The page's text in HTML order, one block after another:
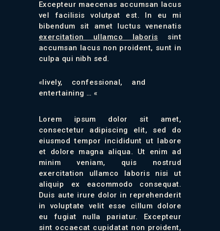
Excepteur maecenas accumsan lacus
vel facilisis volutpat est. In eu mi
bibendum sit amet luctus venenatis
exercitation ullamco laboris sint
accumsan lacus non proident, sunt in
culpa qui nibh sed.
«lively, confessional, and
entertaining … «
Lorem ipsum dolor sit amet,
consectetur adipiscing elit, sed do
eiusmod tempor incididunt ut labore
et dolore magna aliqua. Ut enim ad
minim veniam, quis nostrud
exercitation ullamco laboris nisi ut
aliquip ex eacommodo consequat.
Duis aute irure dolor in reprehenderit
in voluptate velit esse cillum dolore
eu fugiat nulla pariatur. Excepteur
sint occaecat cupidatat non proident,